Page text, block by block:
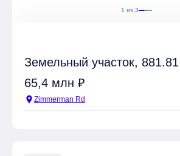
1 из 3
Земельный участок, 881.81
65,4 млн ₽
location_on Zimmerman Rd